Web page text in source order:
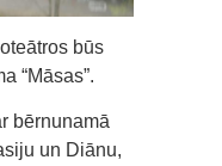
būs
“Māsas”.
bērnunamā
un Diānu,